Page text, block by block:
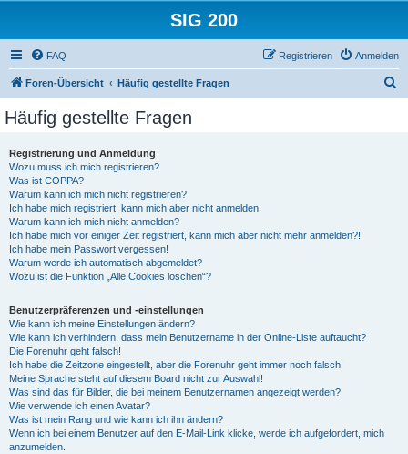
SIG 200
FAQ Anmelden
Registrieren
Foren-Übersicht Häufig gestellte Fragen
Häufig gestellte Fragen
Registrierung und Anmeldung
Wozu muss ich mich registrieren?
Was ist COPPA?
Warum kann ich mich nicht registrieren?
Ich habe mich registriert, kann mich aber nicht anmelden!
Warum kann ich mich nicht anmelden?
Ich habe mich vor einiger Zeit registriert, kann mich aber nicht mehr anmelden?!
Ich habe mein Passwort vergessen!
Warum werde ich automatisch abgemeldet?
Wozu ist die Funktion „Alle Cookies löschen“?
Benutzerpräferenzen und -einstellungen
Wie kann ich meine Einstellungen ändern?
Wie kann ich verhindern, dass mein Benutzername in der Online-Liste auftaucht?
Die Forenuhr geht falsch!
Ich habe die Zeitzone eingestellt, aber die Forenuhr geht immer noch falsch!
Meine Sprache steht auf diesem Board nicht zur Auswahl!
Was sind das für Bilder, die bei meinem Benutzernamen angezeigt werden?
Wie verwende ich einen Avatar?
Was ist mein Rang und wie kann ich ihn ändern?
Wenn ich bei einem Benutzer auf den E-Mail-Link klicke, werde ich aufgefordert, mich
anzumelden.